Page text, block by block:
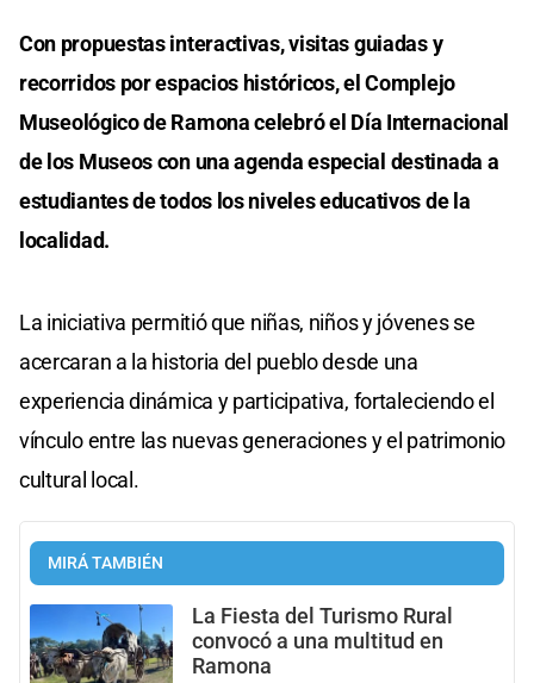
Con propuestas interactivas, visitas guiadas y
recorridos por espacios históricos, el Complejo
Museológico de Ramona celebró el Día Internacional
de los Museos con una agenda especial destinada a
estudiantes de todos los niveles educativos de la
localidad.
La iniciativa permitió que niñas, niños y jóvenes se
acercaran a la historia del pueblo desde una
experiencia dinámica y participativa, fortaleciendo el
vínculo entre las nuevas generaciones y el patrimonio
cultural local.
MIRÁ TAMBIÉN
La Fiesta del Turismo Rural
convocó a una multitud en
Ramona